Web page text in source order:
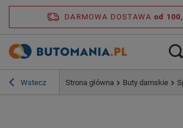
DARMOWA DOSTAWA od
Wstecz Strona główna Buty damskie